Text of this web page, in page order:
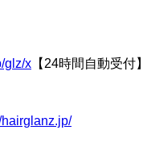
glz/x 【24時間自動受付】
hairglanz.jp/